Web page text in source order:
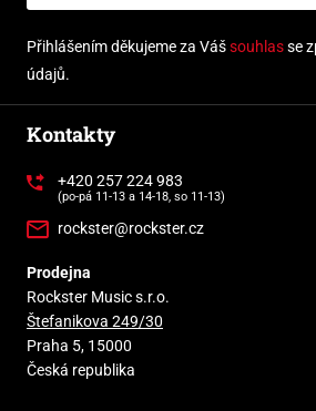
Přihlášením děkujeme za Vášsouhlasse
údajů.
Kontakty
+420 257 224 983
(po-pá 11-13 a 14-18, so 11-13)
rockster@rockster.cz
Prodejna
Rockster Music s.r.o.
Štefanikova 249/30
Praha 5, 15000
Česká republika